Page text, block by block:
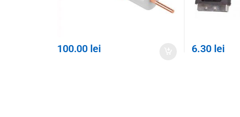
100.00 lei 6.30 lei